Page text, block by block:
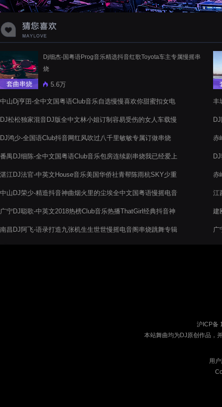
套曲串烧
Dj细杰-国粤语Prog音乐精选抖音红歌Toyota车主专属慢摇串
烧
5.6万
中山Dj亨囝-全中文国粤语Club音乐自选慢慢喜欢你甜蜜扣女电
DJ松松独家混音DJ版全中文林小姐订制容易受伤的女人车载慢
DJ鸿少-全国语Club抖音网红风吹过八千里敏敏专属订做串烧
番禺DJ细陈-全中文国粤语Club音乐包房连续剧串烧我已经爱上
湛江DJ法官-中英文House音乐美国华侨社青帮陈雨杭SKY少重
中山DJ荣少-精造抖音神曲烟火里的尘埃全中文国粤语慢摇电音
广宁DJ聪歌-中英文2018热榜Club音乐热播ThatGirl经典抖音神
南昌DJ阿飞-语录打造九张机生生世世慢摇电音阁串烧跳舞专辑
丰
赤
赤
江
建
广
沪ICP备
本站舞曲均为DJ原创作品，
用